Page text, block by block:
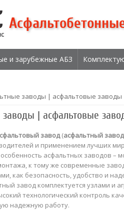
и зарубежные АБЗ
заводы | асфальтовые заводы
| асфальтовые
завод(асфальтный завод
и применением лучших
асфальтных заводов –
к тому же современные
как безопасность, удобство и
завод комплектуется узлами и
технологический контроль
надежную работу.